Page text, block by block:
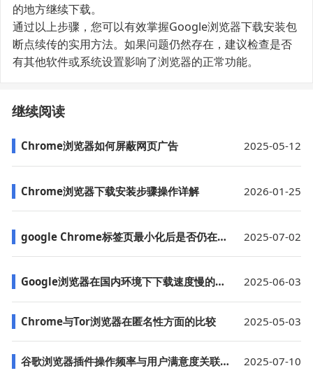
的地方继续下载。
通过以上步骤，您可以有效掌握Google浏览器下载安装包
断点续传的实用方法。如果问题仍然存在，建议检查是否
有其他软件或系统设置影响了浏览器的正常功能。
继续阅读
Chrome浏览器如何屏蔽网页广告 2025-05-12
Chrome浏览器下载安装步骤操作详解 2026-01-25
google Chrome标签页最小化后是否仍在占用资源 2025-07-02
Google浏览器在国内环境下下载速度慢的优化建议 2025-06-03
Chrome与Tor浏览器在匿名性方面的比较 2025-05-03
谷歌浏览器插件操作频率与用户满意度关联度研究 2025-07-10